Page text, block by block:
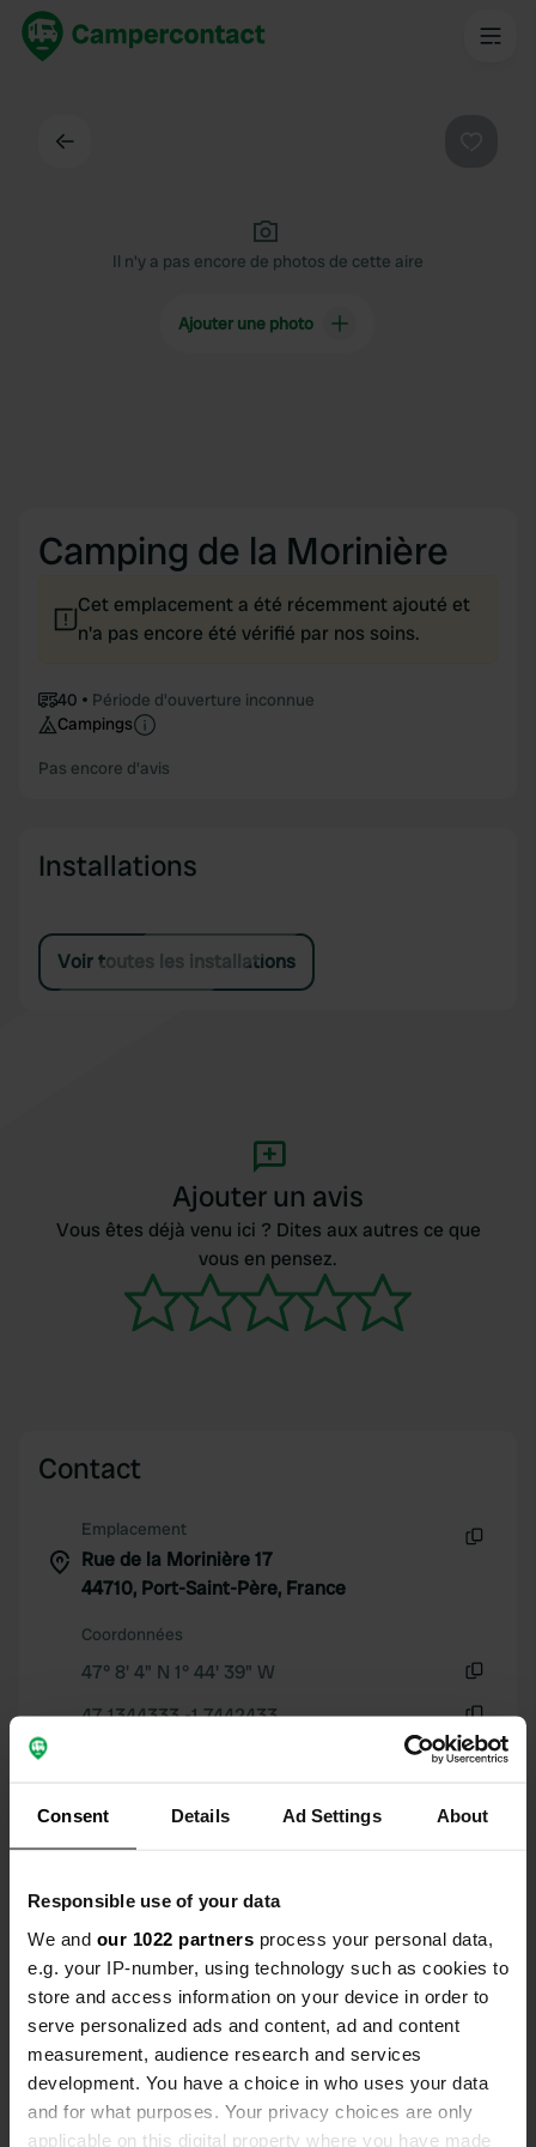
Consent Details Ad Settings About
Responsible use of your data
We and our 1022 partners process your personal data,
e.g. your IP-number, using technology such as cookies to
store and access information on your device in order to
serve personalized ads and content, ad and content
measurement, audience research and services
development. You have a choice in who uses your data
and for what purposes. Your privacy choices are only
applicable on this digital property where you have made
Il n'y a pas encore de photos de cette aire
Ajouter une photo
Camping de la Morinière
Cet emplacement a été récemment ajouté et
n'a pas encore été vérifié par nos soins.
40
Période d'ouverture inconnue
Campings
Pas encore d'avis
Installations
Voir toutes les installations
Ajouter un avis
Vous êtes déjà venu ici ? Dites aux autres ce que
vous en pensez.
Contact
Emplacement
Rue de la Morinière 17
44710, Port-Saint-Père, France
Coordonnées
47° 8' 4" N 1° 44' 39" W
47.1344333 -1.7442433
Copie
Copie
Passer àPRO+
Carte
Afficher sur la carte
Visitez le site Web
Numéro de téléphone
Appelez l'emplacement Copie